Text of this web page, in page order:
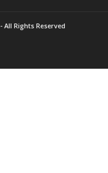
- All Rights Reserved